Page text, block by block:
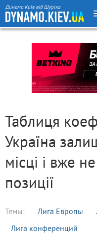
Динамо Київ від Шуріка
Таблиця
Україна
місці і вже
позиції
Темы: Лига Европы
Лига конференций